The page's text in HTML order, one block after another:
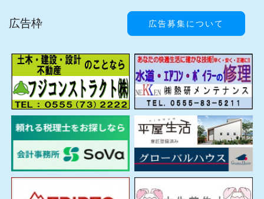
広告枠 広告募集について